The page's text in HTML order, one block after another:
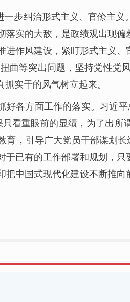
步纠治形式主义、官僚主
实的大敌，是政绩观出现
作风建设，紧盯形式主义
曲等突出问题，坚持党性
实干的风气树立起来。
各方面工作的落实。习近
看重眼前的显绩，为了出
，引导广大党员干部谋划
已有的工作部署和规划，
中国式现代化建设不断推向